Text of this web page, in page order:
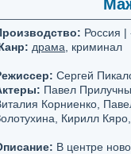
Россия |
драма , криминал
Сергей
Павел
Корниенко,
Кирилл
В центре